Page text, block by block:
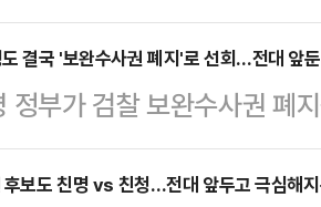
당했다. 한국으로서는 좋지
미국 뉴욕 뉴저지 스타디
콰도르에 1-2로 역전패를
정했던 독일은 동 시간대
동률을 이뤘지만 승자승 원
결국 '보완수사권 폐지'로 선회…전대 앞
정부가 검찰 보완수사권 폐
당대회 구도에도 적잖은 파
완수사권 허용' 기조가 폐지
후보도 친명 vs 친청…전대 앞두고 극심해